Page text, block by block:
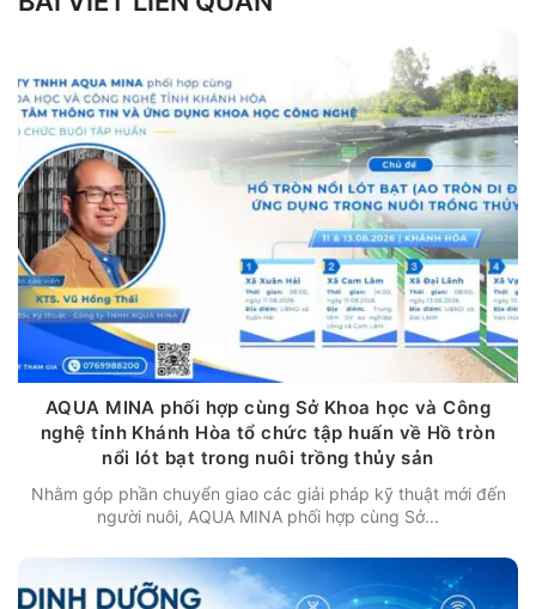
AQUA MINA phối hợp cùng Sở Khoa học và Công
nghệ tỉnh Khánh Hòa tổ chức tập huấn về Hồ tròn
nổi lót bạt trong nuôi trồng thủy sản
Nhằm góp phần chuyển giao các giải pháp kỹ thuật mới đến
người nuôi, AQUA MINA phối hợp cùng Sở...